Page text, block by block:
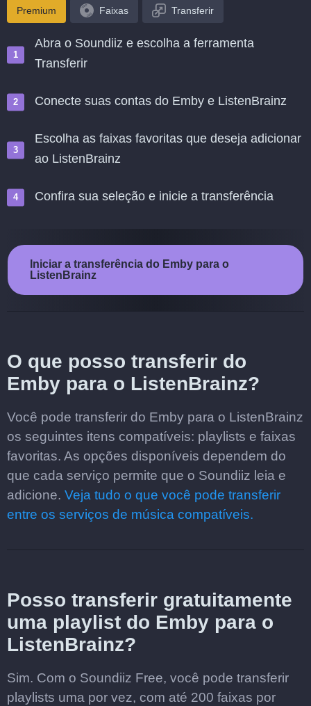
Premium Faixas Transferir
Abra o Soundiiz e escolha a ferramenta
Transferir
Conecte suas contas do Emby e ListenBrainz
Escolha as faixas favoritas que deseja adicionar
ao ListenBrainz
Confira sua seleção e inicie a transferência
Iniciar a transferência do Emby para o
ListenBrainz
O que posso transferir do
Emby para o ListenBrainz?
Você pode transferir do Emby para o ListenBrainz
os seguintes itens compatíveis: playlists e faixas
favoritas. As opções disponíveis dependem do
que cada serviço permite que o Soundiiz leia e
adicione. Veja tudo o que você pode transferir
entre os serviços de música compatíveis.
Posso transferir gratuitamente
uma playlist do Emby para o
ListenBrainz?
Sim. Com o Soundiiz Free, você pode transferir
playlists uma por vez, com até 200 faixas por